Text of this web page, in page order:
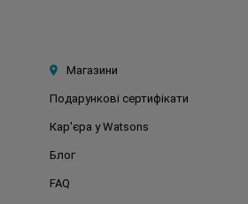
Магазини
Подарункові сертифікати
Кар'єра у Watsons
Блог
FAQ